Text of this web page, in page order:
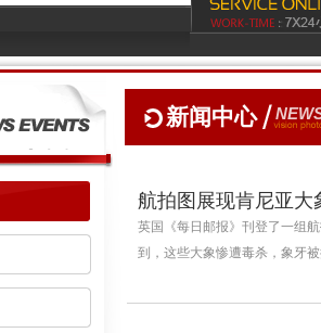
新闻中心
航拍图展现肯尼亚大
英国《每日邮报》刊登了一组
到，这些大象惨遭毒杀，象牙